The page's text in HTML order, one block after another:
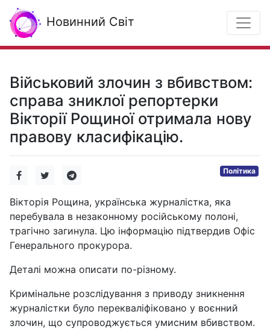
Новинний Світ
Військовий злочин з вбивством:
справа зниклої репортерки
Вікторії Рощиної отримала нову
правову класифікацію.
Політика
Вікторія Рощина, українська журналістка, яка
перебувала в незаконному російському полоні,
трагічно загинула. Цю інформацію підтвердив Офіс
Генерального прокурора.
Деталі можна описати по-різному.
Кримінальне розслідування з приводу зникнення
журналістки було перекваліфіковано у воєнний
злочин, що супроводжується умисним вбивством.